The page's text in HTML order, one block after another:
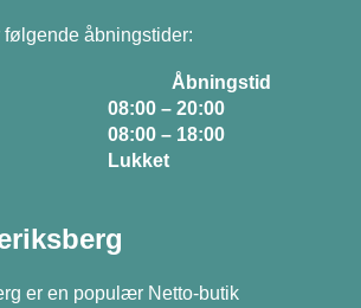
følgende åbningstider:
Åbningstid
08:00 – 20:00
08:00 – 18:00
Lukket
er en populær Netto-butik